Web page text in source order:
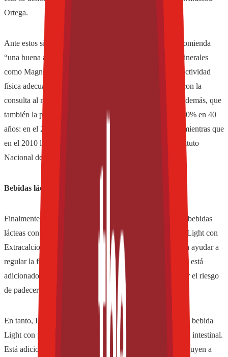
Ortega.
Ante estos síntomas, el Dr. Manuel Mirassou Ortega recomienda
“una buena alimentación con ácidos grasos Omega 3, minerales
como Magnesio y vitaminas como las del Complejo B, actividad
física adecuada y terapia de reemplazo hormonal, junto con la
consulta al médico especializado”. No hay que olvidar, además, que
también la población de adultos mayores aumentará un 10% en 40
años: en el 2050 habrá más de 28 millones de hombres, mientras que
en el 2010 la proyección es de 14 millones, según el Instituto
Nacional de Estadística y Geografía (INEGI).
Bebidas lácteas con probióticos
Finalmente, Mayra Osorio, indicó que en el segmento de bebidas
lácteas con probióticos, “presentamos a Lala Vital Mujer Light con
Extracalcio, una bebida Light con probióticos que pueden ayudar a
regular la flora intestinal. Cabe destacar que este producto está
adicionado con Calcio esencial para contribuir a disminuir el riesgo
de padecer osteoporosis”.
En tanto, Lala Vital Hombre Light Multivitamínico es una bebida
Light con probióticos que pueden ayudar a regular la flora intestinal.
Está adicionada también con Zinc y Magnesio que contribuyen a